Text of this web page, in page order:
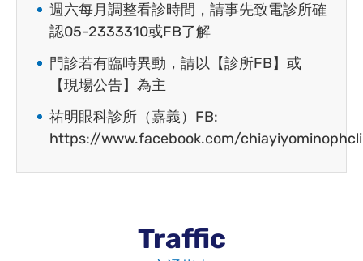
週六每月調整看診時間，請事先致電診所確
認05-2333310或FB了解
門診若有臨時異動，請以【診所FB】或
【現場公告】為主
祐明眼科診所（嘉義）FB:
https://www.facebook.com/
Traffic